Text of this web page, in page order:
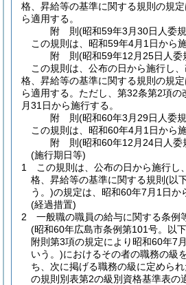
格、昇給等の基準に関する規則の規
ら適用する。
附 則(昭和59年3月30日 人委
この規則は、昭和59年4月1日から施
附 則(昭和59年12月25日 人委
この規則は、公布の日から施行し
格、昇給等の基準に関する規則の規
ら適用する。 ただし、第32条第2項の
月31日から施行する。
附 則(昭和60年3月29日 人委
この規則は、昭和60年4月1日から施
附 則(昭和60年12月24日 人委
(施行期日等)
1
この規則は、公布の日から施行し
格、昇給等の基準に関する規則 (以
う。)の規定は、昭和60年7月1日か
(経過措置)
2
一般職の職員の給与に関する条例
(昭和60年広島市条例第101号。以
附則第3項の規定により昭和60年7
いう。)におけるその者の職務の級
ち、次に掲げる職務の級に定めら
の規則別表第2の級別資格基準表の